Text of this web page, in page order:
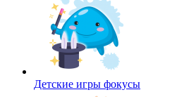
Детские игры фокусы